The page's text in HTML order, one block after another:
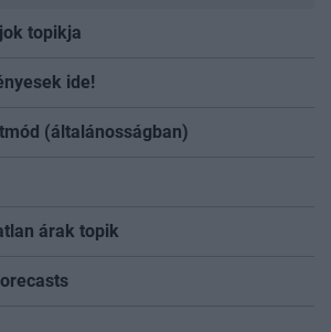
topikja
ide!
(általánosságban)
árak topik